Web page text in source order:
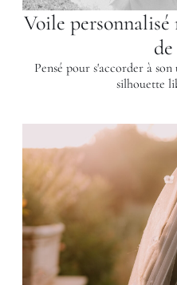
Voile
Pensé pour s'accorder à
silhouette